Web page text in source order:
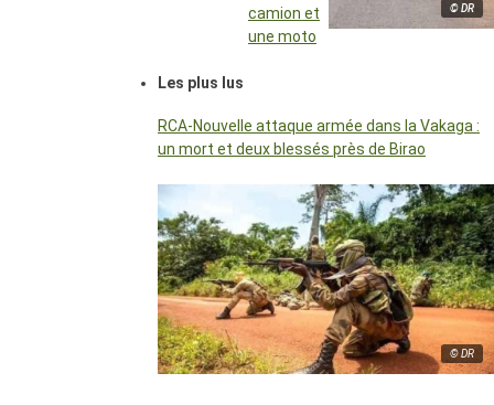
© DR
camion et
une moto
Les plus lus
RCA-Nouvelle attaque armée dans la Vakaga :
un mort et deux blessés près de Birao
© DR